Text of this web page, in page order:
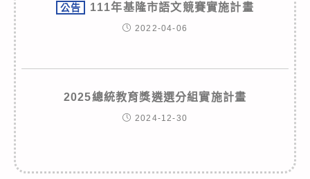
公告 111年基隆市語文競賽實施計畫
2022-04-06
2025總統教育獎遴選分組實施計畫
2024-12-30